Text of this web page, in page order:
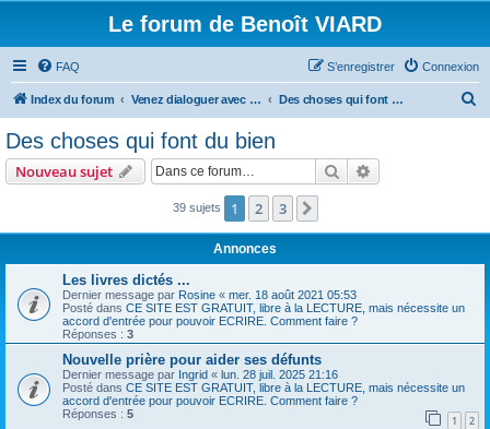
Le forum de Benoît VIARD
FAQ Connexion
S’enregistrer
Index du forum Venez dialoguer avec Benoît Viard Des choses qui font du bien
Des choses qui font du bien
Nouveau sujet Rechercher
39 sujets 1 2 3
Annonces
Les livres dictés ...
Dernier message par Rosine « mer. 18 août 2021 05:53
Posté dans CE SITE EST GRATUIT, libre à la LECTURE, mais nécessite un
accord d'entrée pour pouvoir ECRIRE. Comment faire ?
Réponses : 3
Nouvelle prière pour aider ses défunts
Dernier message par Ingrid « lun. 28 juil. 2025 21:16
Posté dans CE SITE EST GRATUIT, libre à la LECTURE, mais nécessite un
accord d'entrée pour pouvoir ECRIRE. Comment faire ?
Réponses : 5 1 2